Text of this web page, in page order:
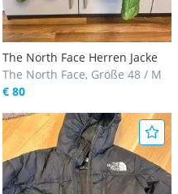
The North Face Herren Jacke
The North Face, Größe 48 / M
€ 80